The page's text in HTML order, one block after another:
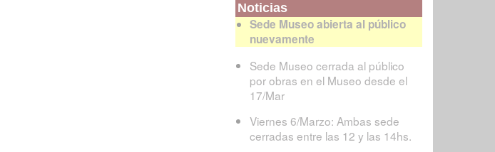
Noticias
Sede Museo abierta al público
nuevamente
Sede Museo cerrada al público
por obras en el Museo desde el
17/Mar
Viernes 6/Marzo: Ambas sede
cerradas entre las 12 y las 14hs.